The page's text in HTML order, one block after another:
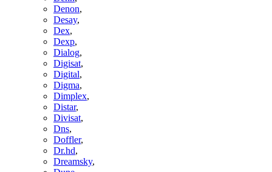
Denon,
Desay,
Dex,
Dexp,
Dialog,
Digisat,
Digital,
Digma,
Dimplex,
Distar,
Divisat,
Dns,
Doffler,
Dr.hd,
Dreamsky,